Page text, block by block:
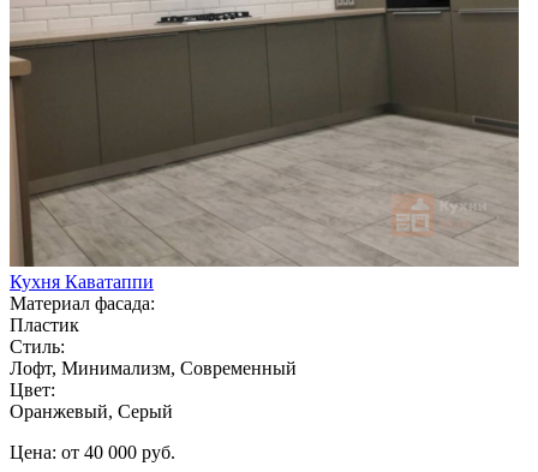
Кухня Каватаппи
Материал фасада:
Пластик
Стиль:
Лофт, Минимализм, Современный
Цвет:
Оранжевый, Серый
Цена: от 40 000 руб.